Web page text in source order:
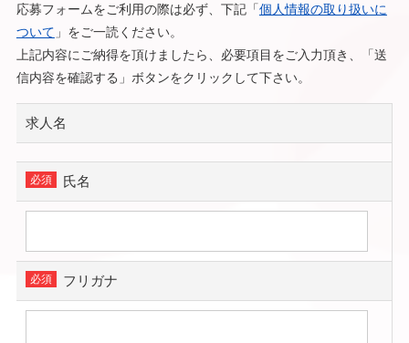
応募フォームをご利用の際は必ず、下記「個人情報の取り扱いに
ついて 」をご一読ください。
上記内容にご納得を頂けましたら、必要項目をご入力頂き、「送
信内容を確認する」ボタンをクリックして下さい。
求人名
氏名
フリガナ